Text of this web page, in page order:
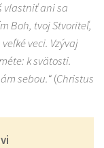
vlastniť ani sa
Boh, tvoj Stvoriteľ,
veci. Vzývaj
k svätosti.
sebou.“(Christus